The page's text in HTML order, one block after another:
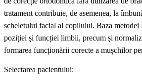
tratament contribuie, de asemenea, la
scheletului facial al copilului. Baza metodei
poziției și funcției limbii, precum și
formarea funcționării corecte a mușchilor
Selectarea pacientului: